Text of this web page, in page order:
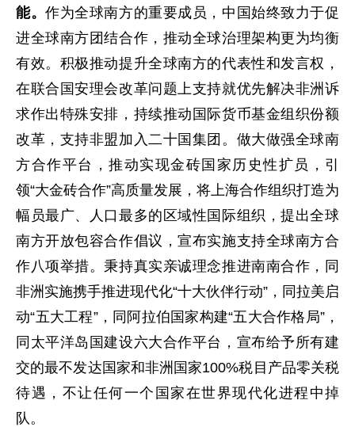
能。作为全球南方的重要成员，中国始终致力于促
进全球南方团结合作，推动全球治理架构更为均衡
有效。积极推动提升全球南方的代表性和发言权，
在联合国安理会改革问题上支持就优先解决非洲诉
求作出特殊安排，持续推动国际货币基金组织份额
改革，支持非盟加入二十国集团。做大做强全球南
方合作平台，推动实现金砖国家历史性扩员，引
领“大金砖合作”高质量发展，将上海合作组织打造为
幅员最广、人口最多的区域性国际组织，提出全球
南方开放包容合作倡议，宣布实施支持全球南方合
作八项举措。秉持真实亲诚理念推进南南合作，同
非洲实施携手推进现代化“十大伙伴行动”，同拉美启
动“五大工程”，同阿拉伯国家构建“五大合作格局”，
同太平洋岛国建设六大合作平台，宣布给予所有建
交的最不发达国家和非洲国家100%税目产品零关税
待遇，不让任何一个国家在世界现代化进程中掉
队。